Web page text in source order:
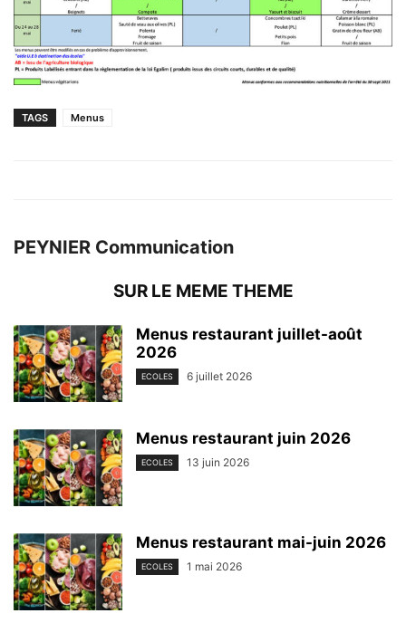
TAGS Menus
PEYNIER Communication
SUR LE MEME THEME
Menus restaurant juillet-août
2026
ECOLES 6 juillet 2026
Menus restaurant juin 2026
ECOLES 13 juin 2026
Menus restaurant mai-juin 2026
ECOLES 1 mai 2026